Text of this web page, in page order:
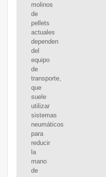
molinos
de
pellets
actuales
dependen
del
equipo
de
transporte,
que
suele
utilizar
sistemas
neumáticos
para
reducir
la
mano
de